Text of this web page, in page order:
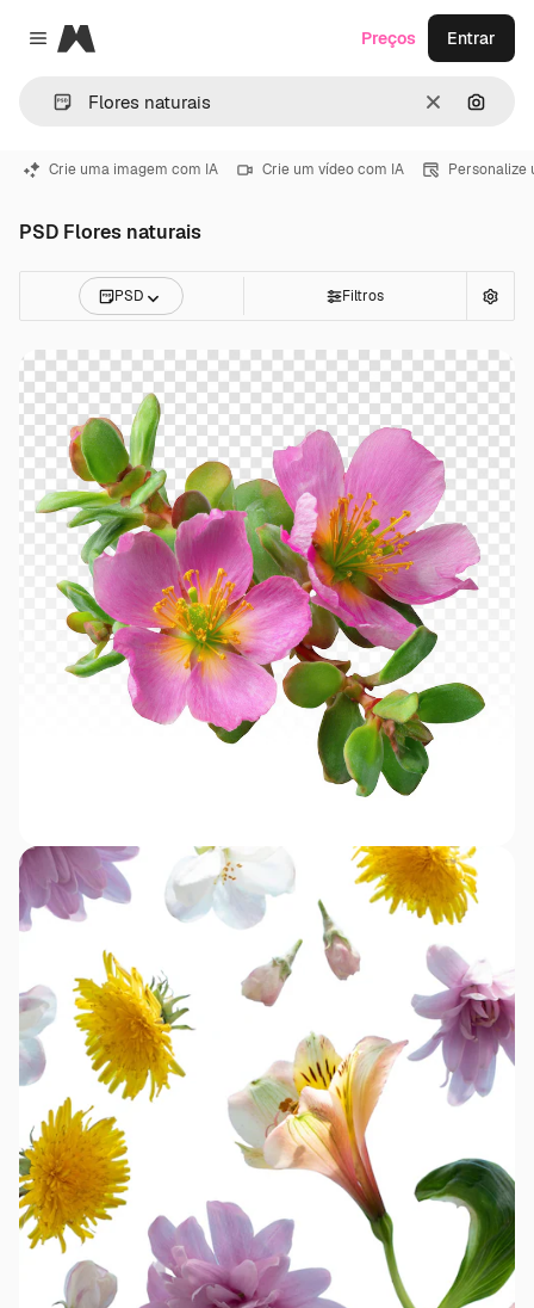
Close menu
Magnific
Limpar
Preços Entrar
Crie uma imagem com IA Crie um vídeo com IA Personalize
PSD Flores naturais
PSD Filtros